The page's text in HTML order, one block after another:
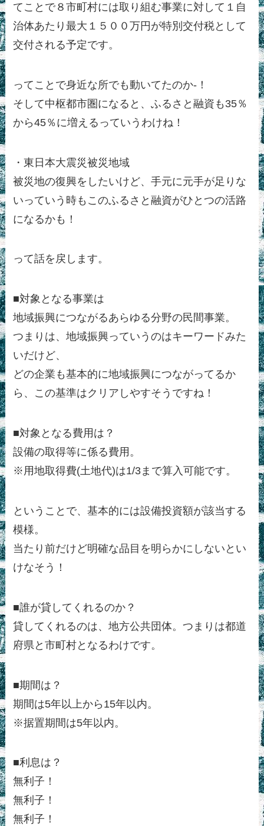
てことで８市町村には取り組む事業に対して１自
治体あたり最大１５００万円が特別交付税として
交付される予定です。
ってことで身近な所でも動いてたのか-！
そして中枢都市圏になると、ふるさと融資も35％
から45％に増えるっていうわけね！
・東日本大震災被災地域
被災地の復興をしたいけど、手元に元手が足りな
いっていう時もこのふるさと融資がひとつの活路
になるかも！
って話を戻します。
■対象となる事業は
地域振興につながるあらゆる分野の民間事業。
つまりは、地域振興っていうのはキーワードみた
いだけど、
どの企業も基本的に地域振興につながってるか
ら、この基準はクリアしやすそうですね！
■対象となる費用は？
設備の取得等に係る費用。
※用地取得費(土地代)は1/3まで算入可能です。
ということで、基本的には設備投資額が該当する
模様。
当たり前だけど明確な品目を明らかにしないとい
けなそう！
■誰が貸してくれるのか？
貸してくれるのは、地方公共団体。つまりは都道
府県と市町村となるわけです。
■期間は？
期間は5年以上から15年以内。
※据置期間は5年以内。
■利息は？
無利子！
無利子！
無利子！